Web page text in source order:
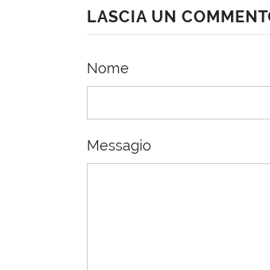
LASCIA UN
Nome
Messagio